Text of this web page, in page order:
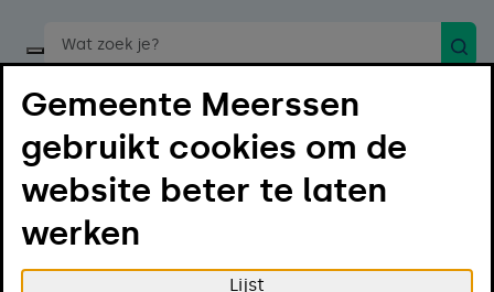
Start een spraakopdracht
Menu
Gemeente Meerssen
gebruikt cookies om de
website beter te laten
werken
Lijst